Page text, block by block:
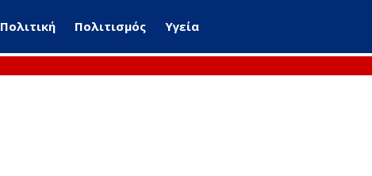
Πολιτική Πολιτισμός Υγεία